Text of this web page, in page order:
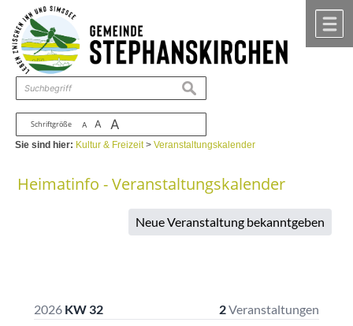
Zum Inhalt ,zur Navigation
Schriftgröße A A A
suchen
Sie sind hier: Kultur & Freizeit>Veranstaltungskalender
Heimatinfo - Veranstaltungskalender